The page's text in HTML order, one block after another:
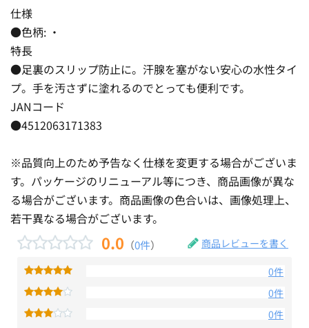
仕様
●色柄: ・
特長
●足裏のスリップ防止に。汗腺を塞がない安心の水性タイ
プ。手を汚さずに塗れるのでとっても便利です。
JANコード
●4512063171383
※品質向上のため予告なく仕様を変更する場合がございま
す。パッケージのリニューアル等につき、商品画像が異な
る場合がございます。商品画像の色合いは、画像処理上、
若干異なる場合がございます。
0.0 （0件） 商品レビューを書く
0件
0件
0件